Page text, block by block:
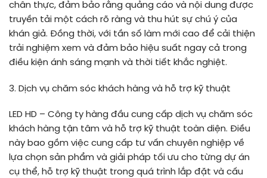
chân thực, đảm bảo rằng quảng cáo và nội dung được
truyền tải một cách rõ ràng và thu hút sự chú ý của
khán giả. Đồng thời, với tần số làm mới cao để cải thiện
trải nghiệm xem và đảm bảo hiệu suất ngay cả trong
điều kiện ánh sáng mạnh và thời tiết khắc nghiệt.
3. Dịch vụ chăm sóc khách hàng và hỗ trợ kỹ thuật
LED HD – Công ty hàng đầu cung cấp dịch vụ chăm sóc
khách hàng tận tâm và hỗ trợ kỹ thuật toàn diện. Điều
này bao gồm việc cung cấp tư vấn chuyên nghiệp về
lựa chọn sản phẩm và giải pháp tối ưu cho từng dự án
cụ thể, hỗ trợ kỹ thuật trong quá trình lắp đặt và cấu